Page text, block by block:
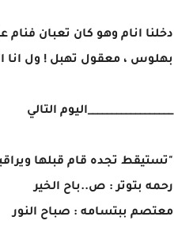
دخلنا انام وهو كان تعبان
بهلوس ، معقول تهبل ! ول
__________________اليوم التالي
"تستيقط تجده قام قبلها
رحمه بتوتر : ص..باح الخير
معتصم ببتسامه : صباح النور